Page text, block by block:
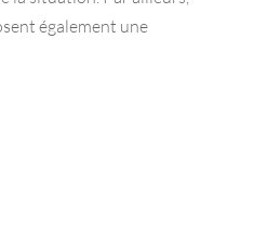
également une